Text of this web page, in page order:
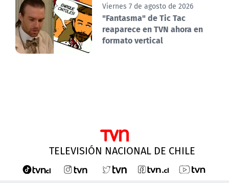
Viernes 7 de agosto de 2026
"Fantasma" de Tic Tac
reaparece en TVN ahora en
formato vertical
TELEVISIÓN NACIONAL DE CHILE